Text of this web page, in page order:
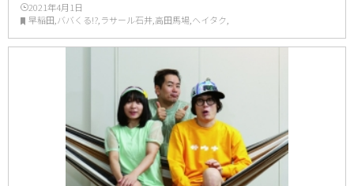
2021年4月1日
早稲田,ババくる!?,ラサール石井,高田馬場,ヘイタク,